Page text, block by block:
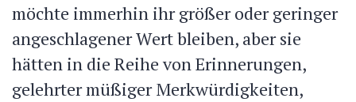
möchte immerhin ihr größer oder geringer
angeschlagener Wert bleiben, aber sie
hätten in die Reihe von Erinnerungen,
gelehrter müßiger Merkwürdigkeiten,